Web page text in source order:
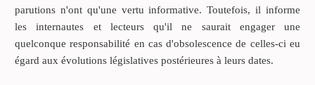
parutions n'ont qu'une vertu informative. Toutefois, il informe
les internautes et lecteurs qu'il ne saurait engager une
quelconque responsabilité en cas d'obsolescence de celles-ci eu
égard aux évolutions législatives postérieures à leurs dates.